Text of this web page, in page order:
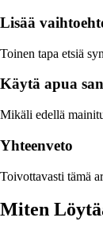
Lisää
Toinen tapa etsiä
Käytä apua
Mikäli edellä
Yhteenveto
Toivottavasti tämä
Miten